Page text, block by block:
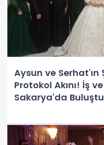
Aysun ve Serhat'ın
Protokol Akını! İş
Sakarya'da